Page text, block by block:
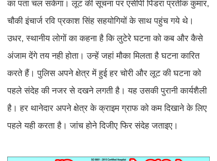
का पता चल सकेगा। लूट की सूचना पर एसीपी पिंडरा प्रतीक कुमार,
चौकी इंचार्ज रवि प्रकाश सिंह सहयोगियों के साथ पहुंच गये थे।
उधर, स्थानीय लोगों का कहना है कि लुटेरे घटना को कब और कैसे
अंजाम देंगे तय नही होता। उन्हें जहां मौका मिलता है घटना कारित
करते हैं। पुलिस अपने क्षेत्र में हुई हर चोरी और लूट की घटना को
पहले संदेह की नजर से दखने लगती है। यह उसकी पुरानी कार्यशैली
है। हर थानेदार अपने क्षेत्र के क्राइम ग्राफ को कम दिखाने के लिए
पहले यही करता है। जांच होने दिजीए फिर संदेह जताइए।